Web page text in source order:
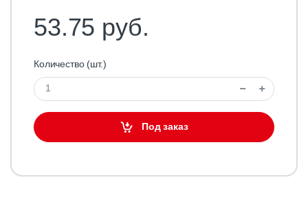
53.75 руб.
Количество (шт.)
Под заказ